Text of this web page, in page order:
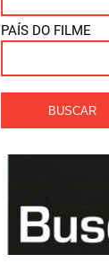
PAÍS DO FILME